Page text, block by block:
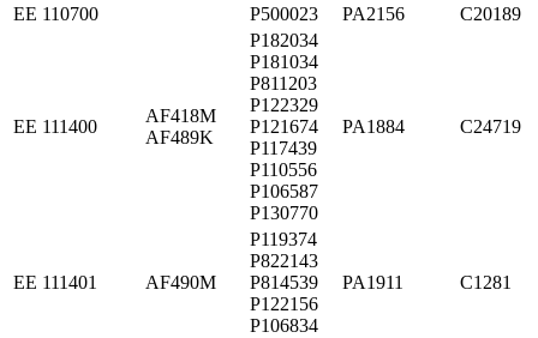
ЕЕ 110700
P500023 PA2156 C20189
ЕЕ 111400
AF418M
AF489K
P182034
P181034
P811203
P122329
P121674
P117439
P110556
P106587
P130770
PA1884 C24719
ЕЕ 111401 AF490M
P119374
P822143
P814539
P122156
P106834
PA1911 C1281